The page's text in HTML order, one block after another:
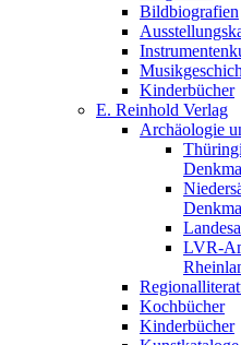
Bildbiografien
Kinderbücher
E. Reinhold Verlag
Archäologie
LVR-
Kochbücher
Kinderbücher